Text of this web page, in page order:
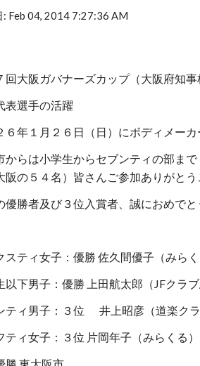
: Feb 04, 2014 7:27:36 AM
回大阪ガバナーズカップ（大阪府知事
表選手の活躍
６年１月２６日（日）にボディメー
からは小学生からセブンティの部ま
阪の５４名）皆さんご参加ありがとう
優勝者及び３位入賞者、誠におめでと
スティ女子：優勝 佐久間優子（みらく
以下男子：優勝 上田航太郎（JFクラ
ティ男子：３位       井上昭彦（道楽クラ
ティ女子：３位 片岡年子（みらくる）